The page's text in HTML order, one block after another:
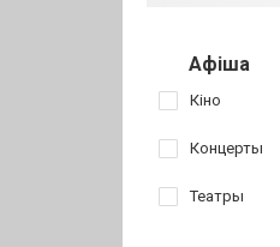
Афіша
Кіно
Концерты
Театры